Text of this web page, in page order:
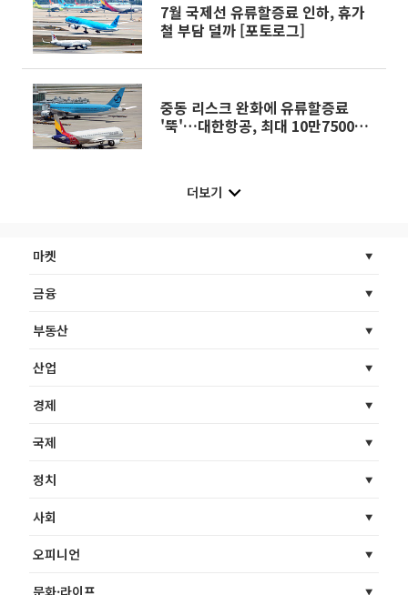
7월 국제선 유류할증료 인하, 휴가
철 부담 덜까 [포토로그]
중동 리스크 완화에 유류할증료
'뚝'…대한항공, 최대 10만7500원
더보기
마켓
금융
부동산
산업
경제
국제
정치
사회
오피니언
문화·라이프